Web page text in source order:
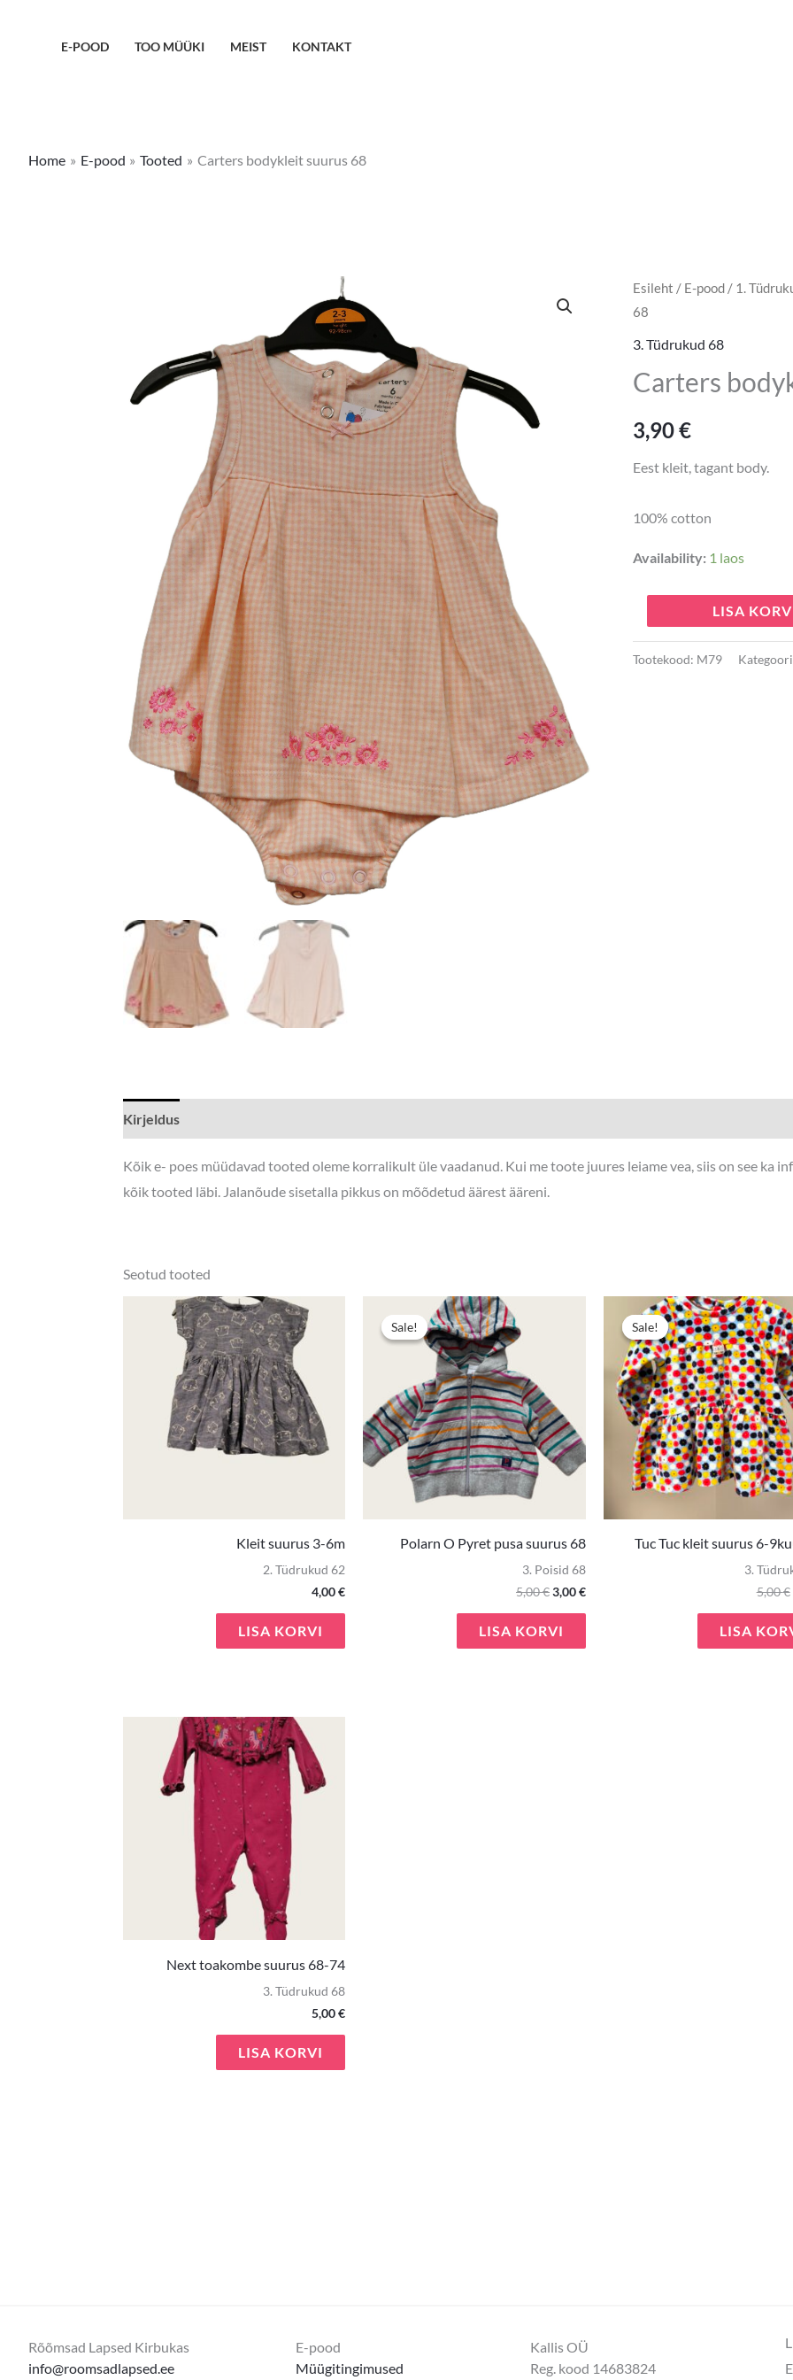
E-POOD TOO MÜÜKI MEIST KONTAKT
Home E-pood Tooted Carters bodykleit suurus 68
Esileht / E-pood/ 1.
68
3. Tüdrukud 68
Carters
3,90€
Eest kleit, tagant body.
100% cotton
Availability: 1 laos
Carters
bodykleit
suurus
kogus
LISA
Tootekood: M79
Kirjeldus
Kõik e- poes müüdavad tooted oleme korralikult üle vaadanud. Kui me toote juures leiame vea, siis on see ka
kõik tooted läbi. Jalanõude sisetalla pikkus on mõõdetud äärest ääreni.
Seotud tooted
Kleit suurus 3-6m
2. Tüdrukud 62
4,00€
LISA KORVI
Sale!
Sale!
Polarn O Pyret pusa suurus 68
3. Poisid 68
5,00€3,00€
LISA KORVI
Sale!
Sale!
Tuc Tuc kleit suurus 6-
3.
5,00€
LISA
Next toakombe suurus 68-74
3. Tüdrukud 68
5,00€
LISA KORVI
Rõõmsad Lapsed Kirbukas
info@roomsadlapsed.ee
E-pood
Müügitingimused
Kallis OÜ
Reg. kood 14683824